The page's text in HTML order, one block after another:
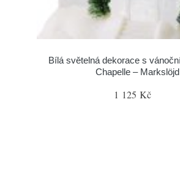
Bílá světelná dekorace s
Chapelle – Markslöjd
1 125 Kč